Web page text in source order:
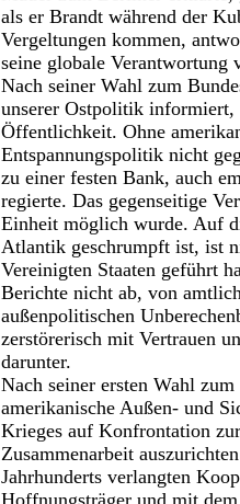
als er Brandt während der
Vergeltungen kommen,
seine globale Verantwortung
Nach seiner Wahl zum
unserer Ostpolitik informiert,
Öffentlichkeit. Ohne
Entspannungspolitik nicht
zu einer festen Bank, auch
regierte. Das gegenseitige
Einheit möglich wurde. Auf
Atlantik geschrumpft ist, ist
Vereinigten Staaten geführt
Berichte nicht ab, von
außenpolitischen
zerstörerisch mit Vertrauen
darunter.
Nach seiner ersten Wahl
amerikanische Außen- und
Krieges auf Konfrontation
Zusammenarbeit
Jahrhunderts verlangten
Hoffnungsträger und mit